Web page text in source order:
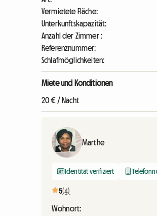
Vermietete Fläche:
Unterkunftskapazität:
Anzahl der Zimmer :
Referenznummer:
Schlafmöglichkeiten:
Miete und Konditionen
20 € / Nacht
Marthe
Identität verifiziert
5(4)
Wohnort: